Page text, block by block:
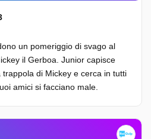
un pomeriggio di svago al
il Gerboa. Junior capisce
di Mickey e cerca in tutti
amici si facciano male.